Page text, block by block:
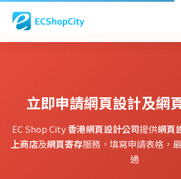
首頁 立即申請
立即申請網頁設計及網
EC Shop City香港網頁設計公司提供網頁
上商店及網頁寄存服務，填寫申請表格，
通